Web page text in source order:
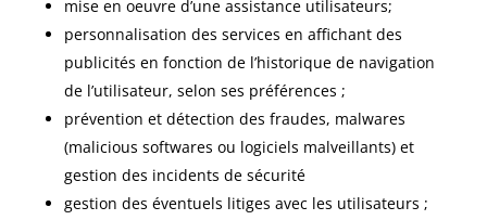
mise en oeuvre d’une assistance utilisateurs;
personnalisation des services en affichant des
publicités en fonction de l’historique de navigation
de l’utilisateur, selon ses préférences ;
prévention et détection des fraudes, malwares
(malicious softwares ou logiciels malveillants) et
gestion des incidents de sécurité
gestion des éventuels litiges avec les utilisateurs ;